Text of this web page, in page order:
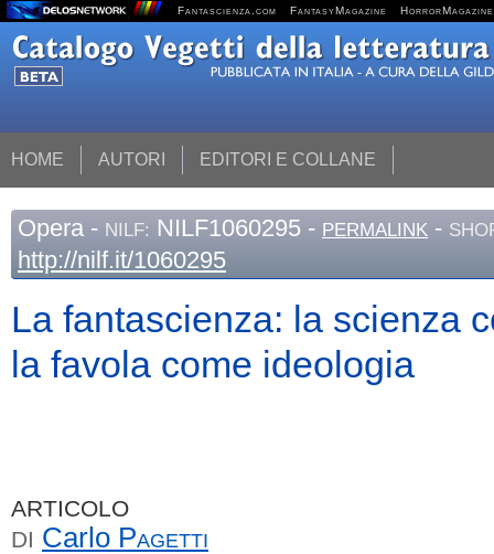
Fantascienza.com FantasyMagazine HorrorMagazine
HOME AUTORI EDITORI E COLLANE
Opera - NILF: NILF1060295 - PERMALINK -
http://nilf.it/1060295
La fantascienza: la scienza
la favola come ideologia
ARTICOLO
DI Carlo Pagetti